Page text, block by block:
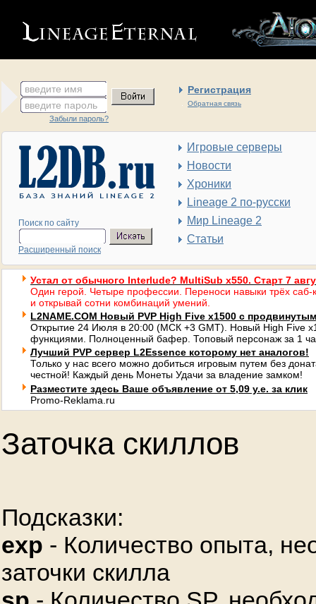
введите имя Регистрация
Обратная связь
введите пароль
Забыли пароль?
Поиск по сайту
Расширенный поиск
Игровые серверы
Новости
Хроники
Lineage 2 по-русски
Мир Lineage 2
Статьи
Устал от обычного Interlude? MultiSub x550. Старт 7
Один герой. Четыре профессии. Переноси навыки трёх саб-
и открывай сотни комбинаций умений.
L2NAME.COM Новый PVP High Five x1500 с
Открытие 24 Июля в 20:00 (МСК +3 GMT). Новый High Five
функциями. Полноценный бафер. Топовый персонаж за 1
Лучший PVP сервер L2Essence которому нет аналогов!
Только у нас всего можно добиться игровым путем без
честной! Каждый день Монеты Удачи за владение замком!
Разместите здесь Ваше объявление от 5,09 у.е. за клик
Promo-Reklama.ru
Заточка скиллов
Подсказки:
exp - Количество опыта,
заточки скилла